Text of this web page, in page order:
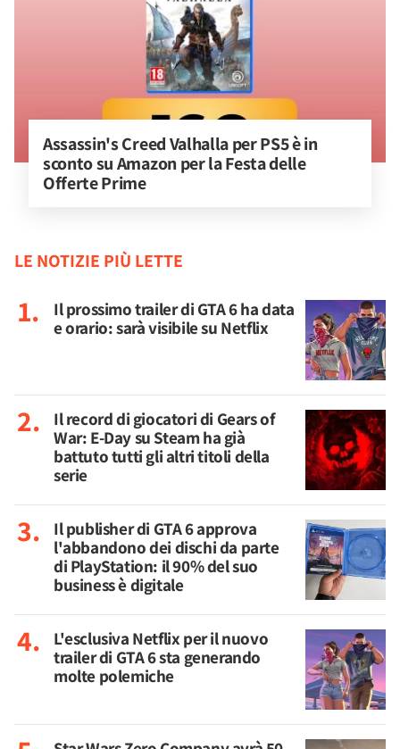
Assassin's Creed Valhalla per PS5 è in
sconto su Amazon per la Festa delle
Offerte Prime
LE NOTIZIE PIÙ LETTE
Il prossimo trailer di GTA 6 ha data
e orario: sarà visibile su Netflix
Il record di giocatori di Gears of
War: E-Day su Steam ha già
battuto tutti gli altri titoli della
serie
Il publisher di GTA 6 approva
l'abbandono dei dischi da parte
di PlayStation: il 90% del suo
business è digitale
L'esclusiva Netflix per il nuovo
trailer di GTA 6 sta generando
molte polemiche